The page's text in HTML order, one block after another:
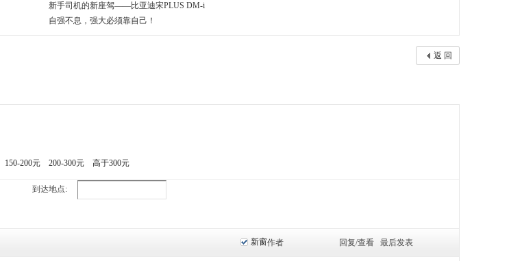
新手司机的新座驾——比亚迪宋PLUS DM-i
自强不息，强大必须靠自己！
返 回
150-200元 200-300元 高于300元
到达地点:
新窗作者 回复/查看 最后发表